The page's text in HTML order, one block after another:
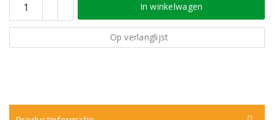
In winkelwagen
Op verlanglijst